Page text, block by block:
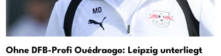
Ohne DFB-Profi Ouédraogo: Leipzig unterliegt